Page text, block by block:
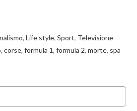
,Life style,Sport, Televisione
,corse,formula 1,formula 2,morte, spa